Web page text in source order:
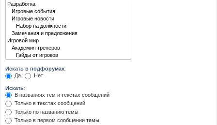
Искать в подфорумах:
Да
Нет
Искать:
В названиях тем и текстах сообщений
Только в текстах сообщений
Только по названию темы
Только в первом сообщении темы